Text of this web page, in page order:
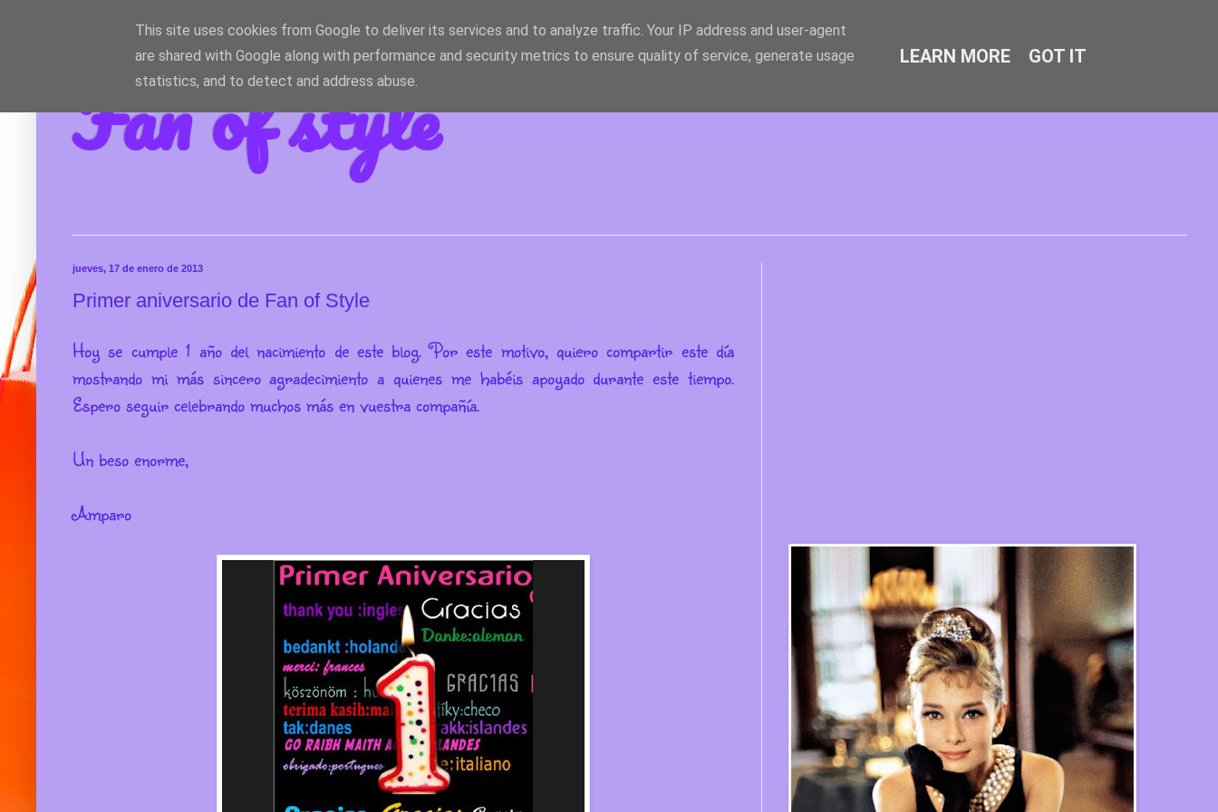
Fan of style
jueves, 17 de enero de 2013
Primer aniversario de Fan of Style
Hoy se cumple 1 año del nacimiento de este blog. Por este motivo, quiero compartir este día
mostrando mi más sincero agradecimiento a quienes me habéis apoyado durante este tiempo.
Espero seguir celebrando muchos más en vuestra compañía.
Un beso enorme,
Amparo
This site uses cookies from Google to deliver its services and to analyze traffic. Your IP address and user-agent
are shared with Google along with performance and security metrics to ensure quality of service, generate usage
statistics, and to detect and address abuse.
LEARN MORE GOT IT